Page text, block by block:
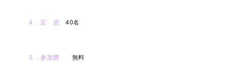
４．定 員 40名
５．参加費 無料